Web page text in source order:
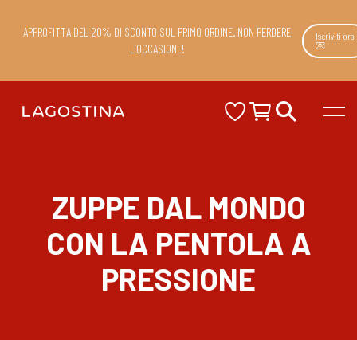
APPROFITTA DEL 20% DI SCONTO SUL PRIMO ORDINE. NON PERDERE
L’OCCASIONE!
Iscriviti ora
💌
ZUPPE DAL MONDO
CON LA PENTOLA A
PRESSIONE